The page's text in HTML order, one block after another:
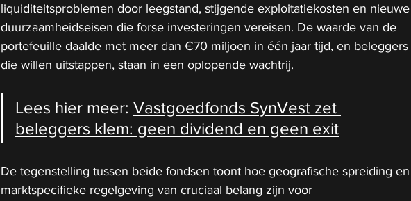
liquiditeitsproblemen door leegstand, stijgende exploitatiekosten en nieuwe
duurzaamheidseisen die forse investeringen vereisen. De waarde van de
portefeuille daalde met meer dan €70 miljoen in één jaar tijd, en beleggers
die willen uitstappen, staan in een oplopende wachtrij.
Lees hier meer: Vastgoedfonds SynVest zet
beleggers klem: geen dividend en geen exit
De tegenstelling tussen beide fondsen toont hoe geografische spreiding en
marktspecifieke regelgeving van cruciaal belang zijn voor